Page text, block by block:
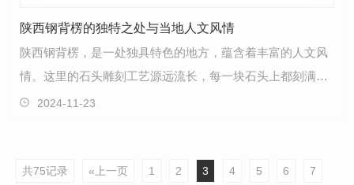
陕西钢背楞的独特之处与当地人文风情
陕西钢背楞，是一处独具特色的地方，蕴含着丰富的人文风
情。这里的石头雕刻工艺源远流长，每一块石头上都刻满了
古老的故事和传说。走在陕西钢背楞的小巷间，仿佛能…
2024-11-23
共75记录 «上一页 1 2 3 4 5 6 7